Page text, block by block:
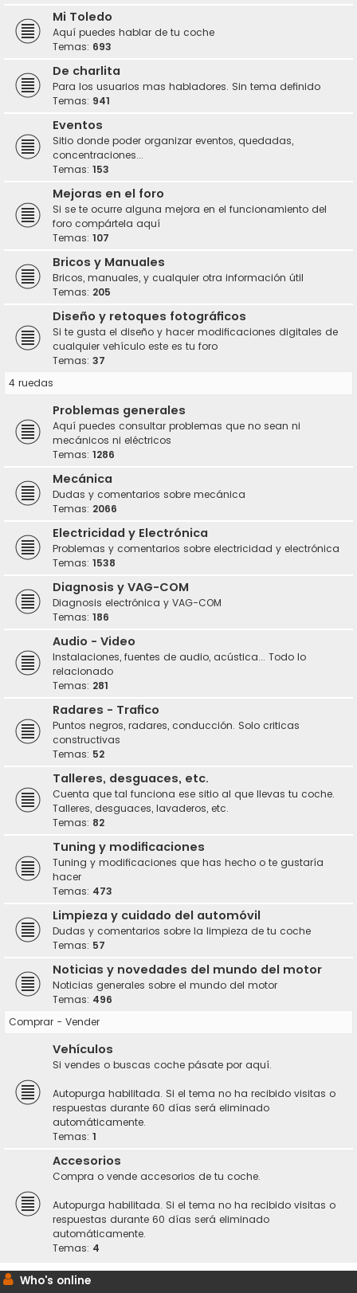
Mi Toledo
Aquí puedes hablar de tu coche
Temas: 693
De charlita
Para los usuarios mas habladores. Sin tema definido
Temas: 941
Eventos
Sitio donde poder organizar eventos, quedadas,
concentraciones...
Temas: 153
Mejoras en el foro
Si se te ocurre alguna mejora en el funcionamiento del
foro compártela aquí
Temas: 107
Bricos y Manuales
Bricos, manuales, y cualquier otra información útil
Temas: 205
Diseño y retoques fotográficos
Si te gusta el diseño y hacer modificaciones digitales de
cualquier vehículo este es tu foro
Temas: 37
4 ruedas
Problemas generales
Aquí puedes consultar problemas que no sean ni
mecánicos ni eléctricos
Temas: 1286
Mecánica
Dudas y comentarios sobre mecánica
Temas: 2066
Electricidad y Electrónica
Problemas y comentarios sobre electricidad y electrónica
Temas: 1538
Diagnosis y VAG-COM
Diagnosis electrónica y VAG-COM
Temas: 186
Audio - Video
Instalaciones, fuentes de audio, acústica... Todo lo
relacionado
Temas: 281
Radares - Trafico
Puntos negros, radares, conducción. Solo criticas
constructivas
Temas: 52
Talleres, desguaces, etc.
Cuenta que tal funciona ese sitio al que llevas tu coche.
Talleres, desguaces, lavaderos, etc.
Temas: 82
Tuning y modificaciones
Tuning y modificaciones que has hecho o te gustaría
hacer
Temas: 473
Limpieza y cuidado del automóvil
Dudas y comentarios sobre la limpieza de tu coche
Temas: 57
Noticias y novedades del mundo del motor
Noticias generales sobre el mundo del motor
Temas: 496
Comprar - Vender
Vehículos
Si vendes o buscas coche pásate por aquí.
Autopurga habilitada. Si el tema no ha recibido visitas o
respuestas durante 60 días será eliminado
automáticamente.
Temas: 1
Accesorios
Compra o vende accesorios de tu coche.
Autopurga habilitada. Si el tema no ha recibido visitas o
respuestas durante 60 días será eliminado
automáticamente.
Temas: 4
Who's online